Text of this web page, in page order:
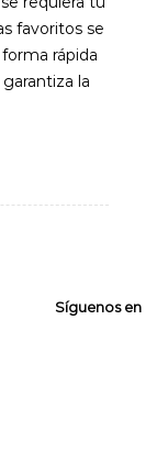
favoritos se
rápida
la
Síguenos en